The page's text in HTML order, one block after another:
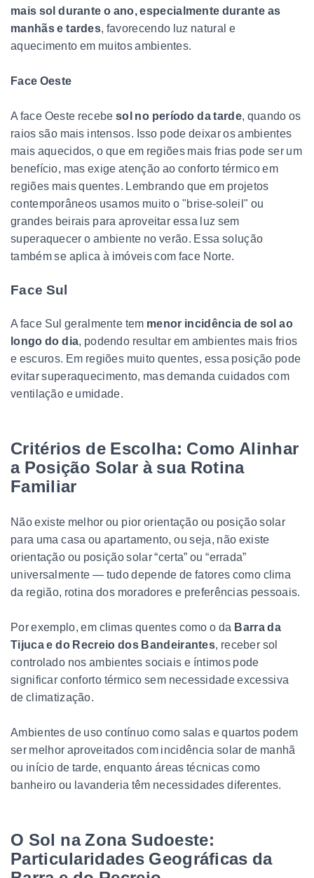
mais sol durante o ano, especialmente durante as
manhãs e tardes, favorecendo luz natural e
aquecimento em muitos ambientes.
Face Oeste
A face Oeste recebe sol no período da tarde, quando os
raios são mais intensos. Isso pode deixar os ambientes
mais aquecidos, o que em regiões mais frias pode ser um
benefício, mas exige atenção ao conforto térmico em
regiões mais quentes. Lembrando que em projetos
contemporâneos usamos muito o "brise-soleil" ou
grandes beirais para aproveitar essa luz sem
superaquecer o ambiente no verão. Essa solução
também se aplica à imóveis com face Norte.
Face Sul
A face Sul geralmente tem menor incidência de sol ao
longo do dia, podendo resultar em ambientes mais frios
e escuros. Em regiões muito quentes, essa posição pode
evitar superaquecimento, mas demanda cuidados com
ventilação e umidade.
Critérios de Escolha: Como Alinhar
a Posição Solar à sua Rotina
Familiar
Não existe melhor ou pior orientação ou posição solar
para uma casa ou apartamento, ou seja, não existe
orientação ou posição solar “certa” ou “errada”
universalmente — tudo depende de fatores como clima
da região, rotina dos moradores e preferências pessoais.
Por exemplo, em climas quentes como o da Barra da
Tijuca e do Recreio dos Bandeirantes, receber sol
controlado nos ambientes sociais e íntimos pode
significar conforto térmico sem necessidade excessiva
de climatização.
Ambientes de uso contínuo como salas e quartos podem
ser melhor aproveitados com incidência solar de manhã
ou início de tarde, enquanto áreas técnicas como
banheiro ou lavanderia têm necessidades diferentes.
O Sol na Zona Sudoeste:
Particularidades Geográficas da